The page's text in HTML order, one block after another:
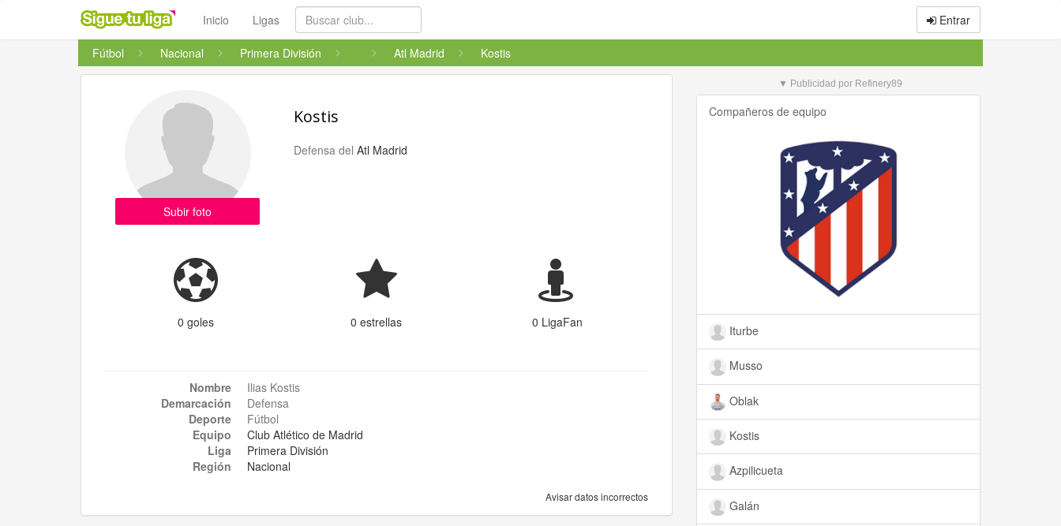
Inicio Ligas Entrar
Fútbol Nacional Primera División Atl Madrid Kostis
Subir foto
Kostis
Defensa delAtl Madrid
0 goles 0 estrellas 0 LigaFan
Nombre
Ilias Kostis
Demarcación
Defensa
Deporte
Fútbol
Equipo
Club Atlético de Madrid
Liga
Primera División
Región
Nacional
Avisar datos incorrectos
▼ Publicidad por Refinery89
Compañeros de equipo
Iturbe
Musso
Oblak
Kostis
Azpilicueta
Galán